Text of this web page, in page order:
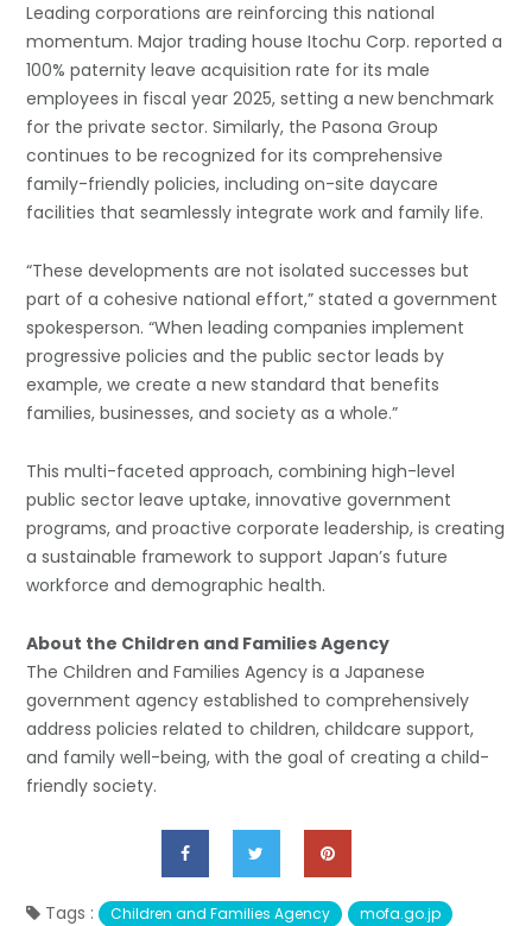
Leading corporations are reinforcing this national
momentum. Major trading house Itochu Corp. reported a
100% paternity leave acquisition rate for its male
employees in fiscal year 2025, setting a new benchmark
for the private sector. Similarly, the Pasona Group
continues to be recognized for its comprehensive
family-friendly policies, including on-site daycare
facilities that seamlessly integrate work and family life.
“These developments are not isolated successes but
part of a cohesive national effort,” stated a government
spokesperson. “When leading companies implement
progressive policies and the public sector leads by
example, we create a new standard that benefits
families, businesses, and society as a whole.”
This multi-faceted approach, combining high-level
public sector leave uptake, innovative government
programs, and proactive corporate leadership, is creating
a sustainable framework to support Japan’s future
workforce and demographic health.
About the Children and Families Agency
The Children and Families Agency is a Japanese
government agency established to comprehensively
address policies related to children, childcare support,
and family well-being, with the goal of creating a child-
friendly society.
Tags : Children and Families Agency mofa.go.jp